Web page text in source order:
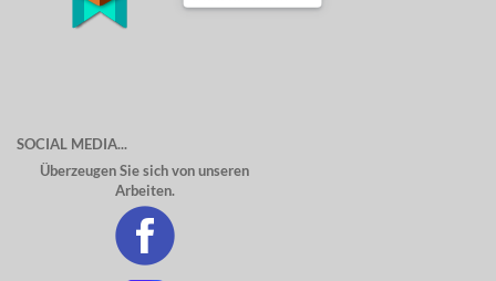
SOCIAL MEDIA...
Überzeugen Sie sich von unseren
Arbeiten.